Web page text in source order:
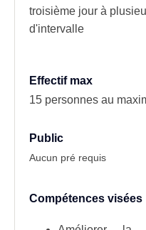
troisième jour à
d'intervalle
Effectif max
15 personnes au
Public
Aucun pré requis
Compétences visées